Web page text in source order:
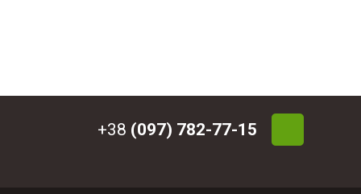
+38 (097) 782-77-15